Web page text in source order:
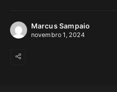
Marcus Sampaio
novembro 1, 2024